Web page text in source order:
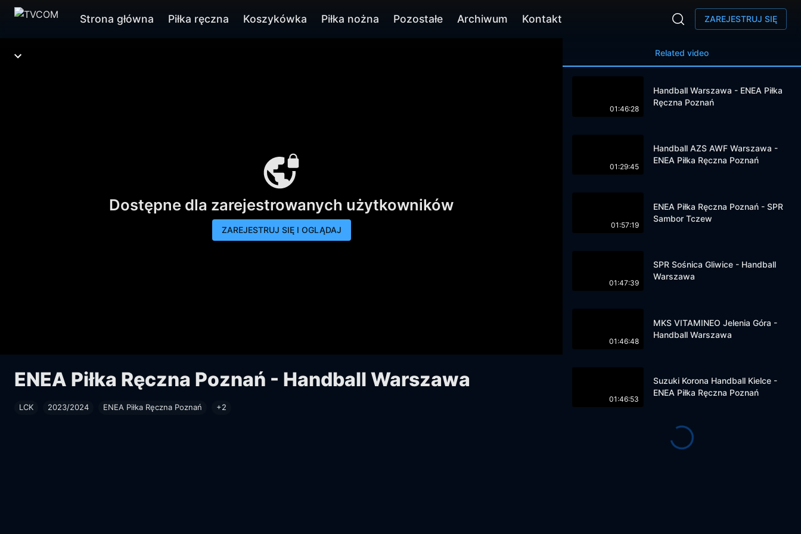
Strona główna Piłka ręczna Koszykówka Piłka nożna Pozostałe Archiwum Kontakt ZAREJESTRUJ SIĘ
Dostępne dla zarejestrowanych użytkowników
ZAREJESTRUJ SIĘ I OGLĄDAJ
ENEA Piłka Ręczna Poznań - Handball Warszawa
LCK 2023/2024 ENEA Piłka Ręczna Poznań +2
Related video
01:46:28
Handball Warszawa - ENEA Piłka
Ręczna Poznań
01:29:45
Handball AZS AWF Warszawa -
ENEA Piłka Ręczna Poznań
01:57:19
ENEA Piłka Ręczna Poznań - SPR
Sambor Tczew
01:47:39
SPR Sośnica Gliwice - Handball
Warszawa
01:46:48
MKS VITAMINEO Jelenia Góra -
Handball Warszawa
01:46:53
Suzuki Korona Handball Kielce -
ENEA Piłka Ręczna Poznań